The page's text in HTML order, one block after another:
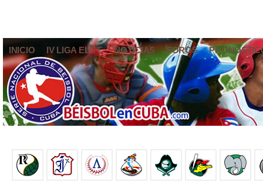
INICIO IV LIGA ELITE NOTICIAS FOROS